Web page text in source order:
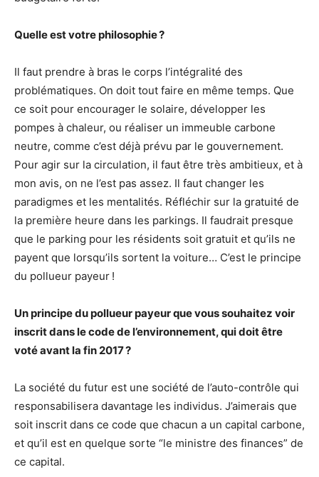
Quelle est votre philosophie ?
Il faut prendre à bras le corps l’intégralité des
problématiques. On doit tout faire en même temps. Que
ce soit pour encourager le solaire, développer les
pompes à chaleur, ou réaliser un immeuble carbone
neutre, comme c’est déjà prévu par le gouvernement.
Pour agir sur la circulation, il faut être très ambitieux, et à
mon avis, on ne l’est pas assez. Il faut changer les
paradigmes et les mentalités. Réfléchir sur la gratuité de
la première heure dans les parkings. Il faudrait presque
que le parking pour les résidents soit gratuit et qu’ils ne
payent que lorsqu’ils sortent la voiture… C’est le principe
du pollueur payeur !
Un principe du pollueur payeur que vous souhaitez voir
inscrit dans le code de l’environnement, qui doit être
voté avant la fin 2017 ?
La société du futur est une société de l’auto-contrôle qui
responsabilisera davantage les individus. J’aimerais que
soit inscrit dans ce code que chacun a un capital carbone,
et qu’il est en quelque sorte “le ministre des finances” de
ce capital.